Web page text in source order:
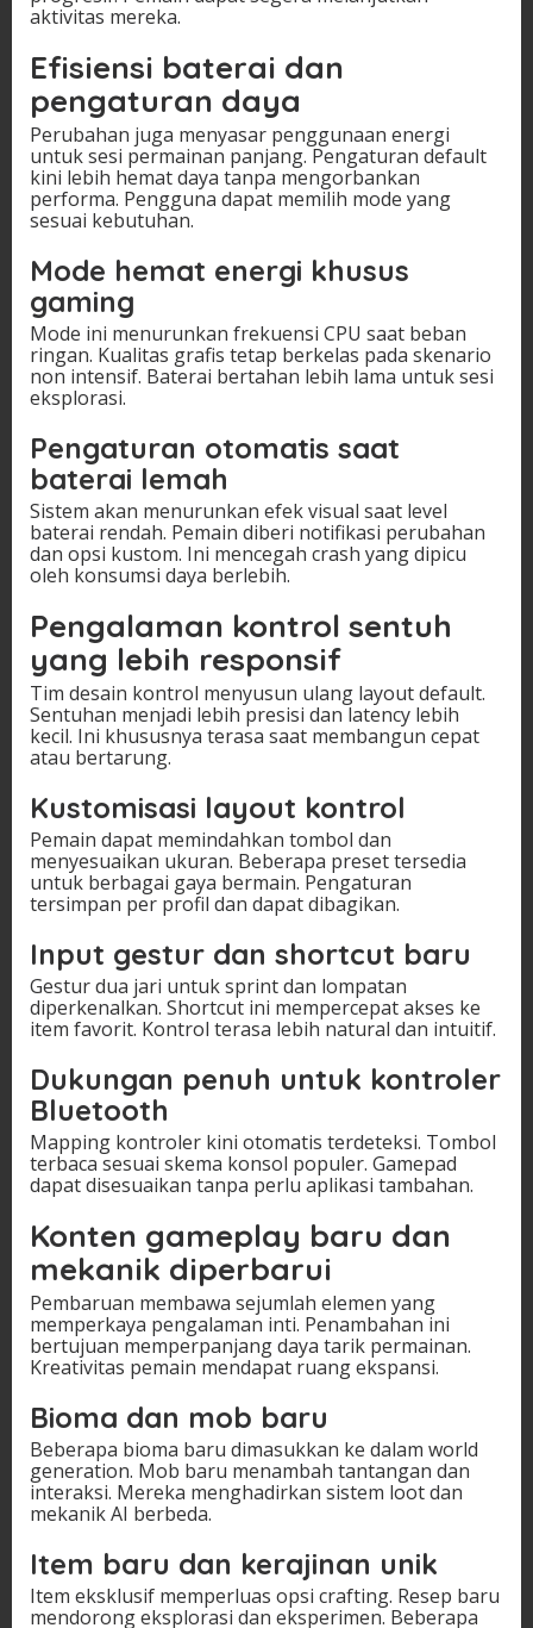
aktivitas mereka.
Efisiensi baterai dan
pengaturan daya
Perubahan juga menyasar penggunaan energi
untuk sesi permainan panjang. Pengaturan default
kini lebih hemat daya tanpa mengorbankan
performa. Pengguna dapat memilih mode yang
sesuai kebutuhan.
Mode hemat energi khusus
gaming
Mode ini menurunkan frekuensi CPU saat beban
ringan. Kualitas grafis tetap berkelas pada skenario
non intensif. Baterai bertahan lebih lama untuk sesi
eksplorasi.
Pengaturan otomatis saat
baterai lemah
Sistem akan menurunkan efek visual saat level
baterai rendah. Pemain diberi notifikasi perubahan
dan opsi kustom. Ini mencegah crash yang dipicu
oleh konsumsi daya berlebih.
Pengalaman kontrol sentuh
yang lebih responsif
Tim desain kontrol menyusun ulang layout default.
Sentuhan menjadi lebih presisi dan latency lebih
kecil. Ini khususnya terasa saat membangun cepat
atau bertarung.
Kustomisasi layout kontrol
Pemain dapat memindahkan tombol dan
menyesuaikan ukuran. Beberapa preset tersedia
untuk berbagai gaya bermain. Pengaturan
tersimpan per profil dan dapat dibagikan.
Input gestur dan shortcut baru
Gestur dua jari untuk sprint dan lompatan
diperkenalkan. Shortcut ini mempercepat akses ke
item favorit. Kontrol terasa lebih natural dan intuitif.
Dukungan penuh untuk kontroler
Bluetooth
Mapping kontroler kini otomatis terdeteksi. Tombol
terbaca sesuai skema konsol populer. Gamepad
dapat disesuaikan tanpa perlu aplikasi tambahan.
Konten gameplay baru dan
mekanik diperbarui
Pembaruan membawa sejumlah elemen yang
memperkaya pengalaman inti. Penambahan ini
bertujuan memperpanjang daya tarik permainan.
Kreativitas pemain mendapat ruang ekspansi.
Bioma dan mob baru
Beberapa bioma baru dimasukkan ke dalam world
generation. Mob baru menambah tantangan dan
interaksi. Mereka menghadirkan sistem loot dan
mekanik AI berbeda.
Item baru dan kerajinan unik
Item eksklusif memperluas opsi crafting. Resep baru
mendorong eksplorasi dan eksperimen. Beberapa